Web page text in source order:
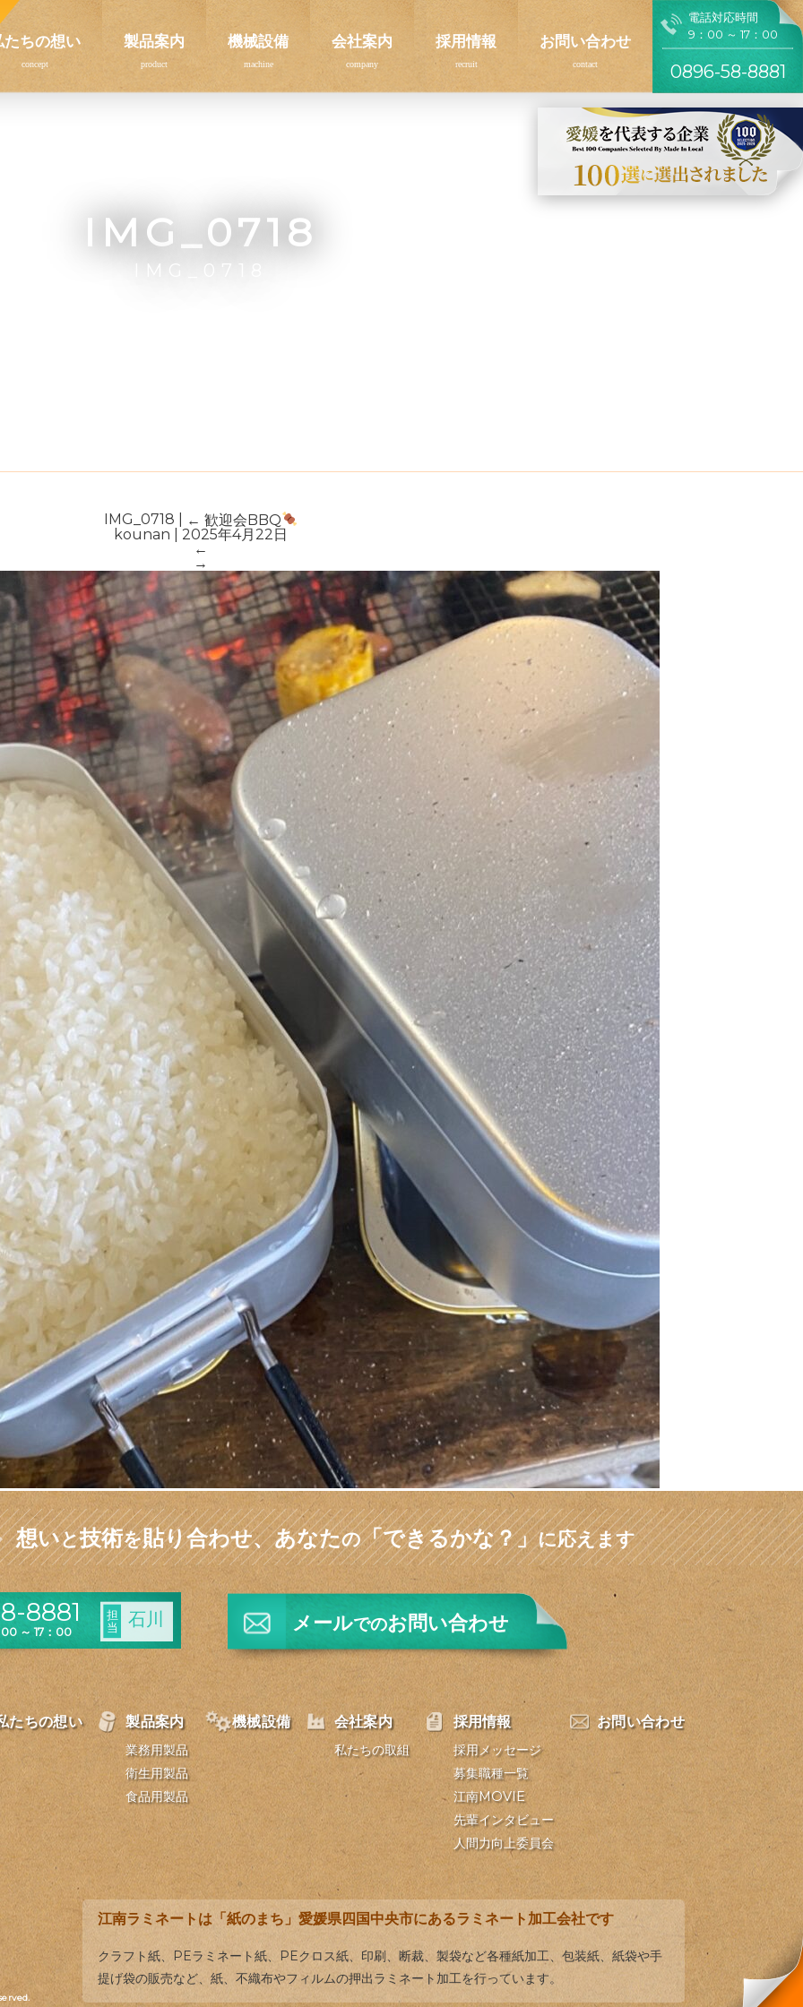
たちの想い 製品案内 機械設備 会社案内 採用情報 お問い合わせ
電話対応時間
9：00 ～ 17：00
0896-58-8881
IMG_0718
IMG_0718 ← 歓迎会BBQ
kounan
2025年4月22日
←
→
想いと技術を貼り合わせ、あなたの「できるかな？」に応えます
8881
～ 17：00
担
当
石川 メールでのお問い合わせ
たちの想い 製品案内
業務用製品
衛生用製品
食品用製品
機械設備 会社案内
私たちの取組
採用情報
採用メッセージ
募集職種一覧
江南MOVIE
先輩インタビュー
人間力向上委員会
お問い合わせ
江南ラミネートは「紙のまち」愛媛県四国中央市にあるラミネート加工会社です
クラフト紙、PEラミネート紙、PEクロス紙、印刷、断裁、製袋など各種紙加工、包装紙、紙袋や手
提げ袋の販売など、紙、不織布やフィルムの押出ラミネート加工を行っています。